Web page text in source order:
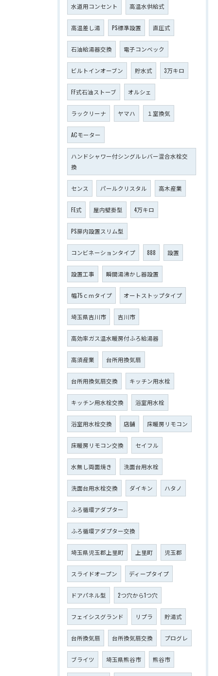
水道用コンセント 高温水供給式
高温差し湯 PS標準設置 直圧式
石油給湯器交換 電子コンベック
ビルトインオーブン 貯水式 3万キロ
FF式石油ストーブ オルシェ
ラックリーナ ヤマハ １室換気
ACモーター
ハンドシャワー付シングルレバー混合水栓交
換
センス パールクリスタル 高木産業
FE式 屋内壁掛型 4万キロ
PS扉内設置スリム型
コンビネーションタイプ 888 設置
設置工事 瞬間湯沸かし器設置
幅75ｃｍタイプ オートストップタイプ
埼玉県吉川市 吉川市
高効率ガス温水暖房付ふろ給湯器
高須産業 台所用換気扇
台所用換気扇交換 キッチン用水栓
キッチン用水栓交換 浴室用水栓
浴室用水栓交換 店舗 床暖房リモコン
床暖房リモコン交換 セイフル
水無し両面焼き 洗面台用水栓
洗面台用水栓交換 ダイキン ハタノ
ふろ循環アダプター
ふろ循環アダプター交換
埼玉県児玉郡上里町 上里町 児玉郡
スライドオープン ディープタイプ
ドアパネル型 2つ穴から1つ穴
フェイシスグランド リプラ 貯湯式
台所換気扇 台所換気扇交換 プログレ
ブライツ 埼玉県熊谷市 熊谷市